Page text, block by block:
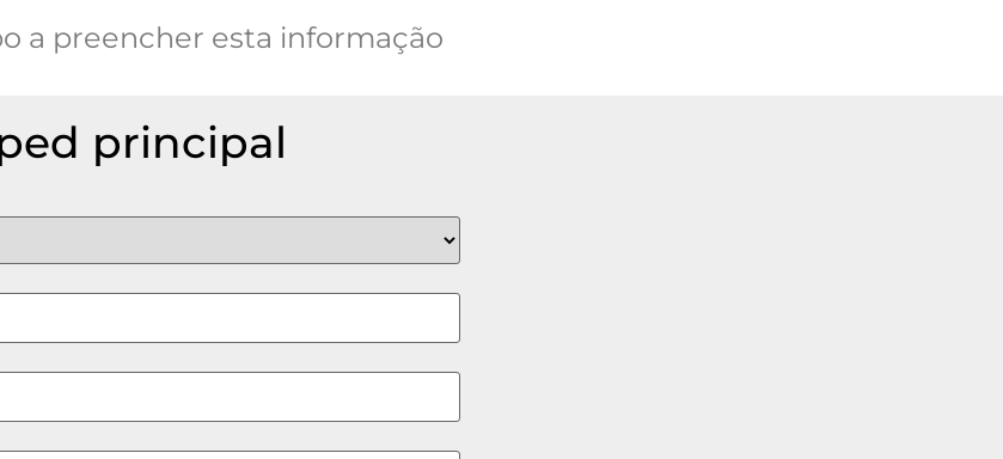
a preencher esta informação
principal